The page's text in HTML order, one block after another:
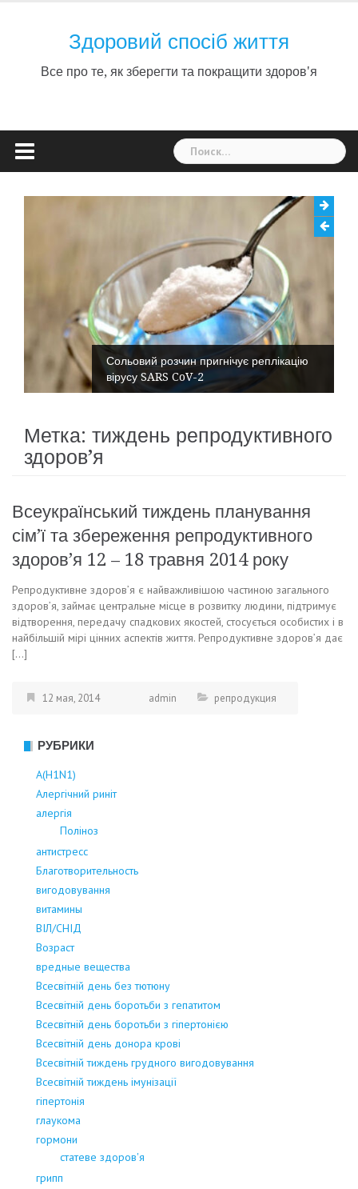
Здоровий спосіб життя
Все про те, як зберегти та покращити здоров'я
Найти:
Сольовий розчин пригнічує реплікацію
вірусу SARS CoV-2
Метка: тиждень репродуктивного
здоров’я
Всеукраїнський тиждень планування
сім’ї та збереження репродуктивного
здоров’я 12 – 18 травня 2014 року
Репродуктивне здоров’я є найважливішою частиною загального
здоров’я, займає центральне місце в розвитку людини, підтримує
відтворення, передачу спадкових якостей, стосується особистих і в
найбільшій мірі цінних аспектів життя. Репродуктивне здоров’я дає
[…]
12 мая, 2014 admin репродукция
РУБРИКИ
А(Н1N1)
Алергічний риніт
алергія
Поліноз
антистресс
Благотворительность
вигодовування
витамины
ВІЛ/СНІД
Возраст
вредные вещества
Всесвітній день без тютюну
Всесвітній день боротьби з гепатитом
Всесвітній день боротьби з гіпертонією
Всесвітній день донора крові
Всесвітній тиждень грудного вигодовування
Всесвітній тиждень імунізації
гіпертонія
глаукома
гормони
статеве здоров'я
грипп